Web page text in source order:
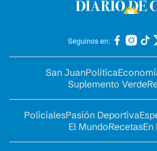
Seguinos en:
San JuanPolítica
Suplemento Verde
PolicialesPasión Deportiva
El MundoRecetasEn